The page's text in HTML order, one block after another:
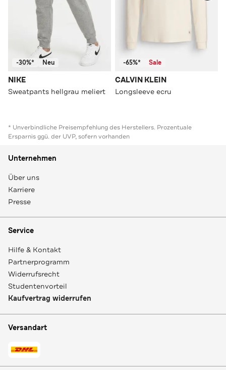
-30%* Neu
NIKE
Sweatpants hellgrau meliert
-65%* Sale
CALVIN KLEIN
Longsleeve ecru
* Unverbindliche Preisempfehlung des Herstellers. Prozentuale
Ersparnis ggü. der UVP, sofern vorhanden
Unternehmen
Über uns
Karriere
Presse
Service
Hilfe & Kontakt
Partnerprogramm
Widerrufsrecht
Studentenvorteil
Kaufvertrag widerrufen
Versandart